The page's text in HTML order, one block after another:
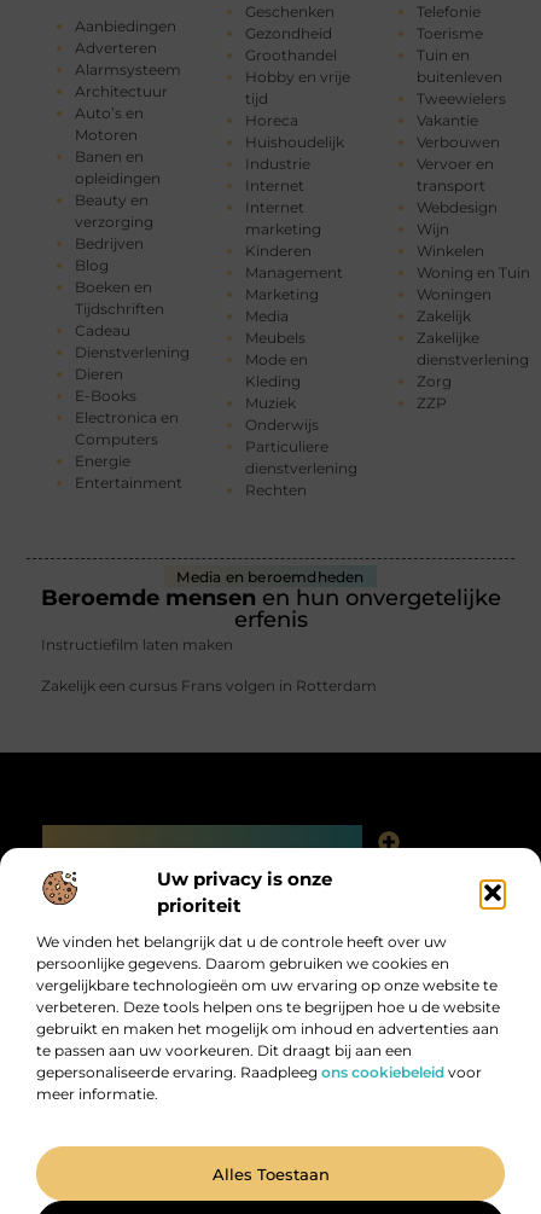
Uw privacy is onze
prioriteit
We vinden het belangrijk dat u de controle heeft over uw
persoonlijke gegevens. Daarom gebruiken we cookies en
vergelijkbare technologieën om uw ervaring op onze website te
verbeteren. Deze tools helpen ons te begrijpen hoe u de website
gebruikt en maken het mogelijk om inhoud en advertenties aan
te passen aan uw voorkeuren. Dit draagt bij aan een
gepersonaliseerde ervaring. Raadpleeg ons cookiebeleid voor
meer informatie.
Alles Toestaan
Aanbiedingen
Adverteren
Alarmsysteem
Architectuur
Auto’s en
Motoren
Banen en
opleidingen
Beauty en
verzorging
Bedrijven
Blog
Boeken en
Tijdschriften
Cadeau
Dienstverlening
Dieren
E-Books
Electronica en
Computers
Energie
Entertainment
Geschenken
Gezondheid
Groothandel
Hobby en vrije
tijd
Horeca
Huishoudelijk
Industrie
Internet
Internet
marketing
Kinderen
Management
Marketing
Media
Meubels
Mode en
Kleding
Muziek
Onderwijs
Particuliere
dienstverlening
Rechten
Telefonie
Toerisme
Tuin en
buitenleven
Tweewielers
Vakantie
Verbouwen
Vervoer en
transport
Webdesign
Wijn
Winkelen
Woning en Tuin
Woningen
Zakelijk
Zakelijke
dienstverlening
Zorg
ZZP
Media en beroemdheden
Beroemde mensen en hun onvergetelijke
erfenis
Instructiefilm laten maken
Zakelijk een cursus Frans volgen in Rotterdam
Bericht categorie
Digitalk.nl – Ontdek, leer en praat mee!
@2025 All Right Reserved. Design by